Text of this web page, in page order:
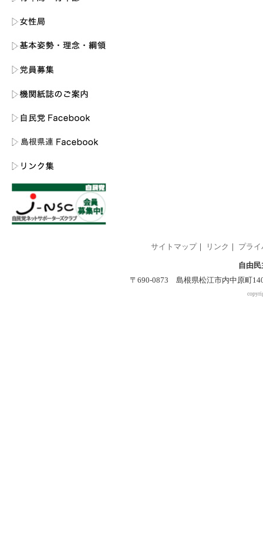
サイトマップ｜ リンク プラ
自由
〒690-0873 島根県松江市内中原町